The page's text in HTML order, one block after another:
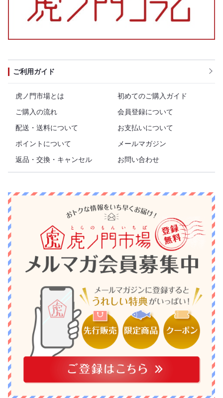
ご利用ガイド
虎ノ門市場とは
初めてのご購入ガイド
ご購入の流れ
会員登録について
配送・送料について
お支払いについて
ポイントについて
メールマガジン
返品・交換・キャンセル
お問い合わせ